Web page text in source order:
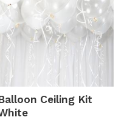
Ceiling Kit